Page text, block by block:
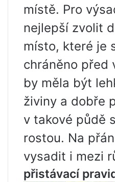
místě. Pro
nejlepší zvolit
místo, které je
chráněno před
by měla být
živiny a dobře
v takové půdě
rostou. Na
vysadit i mezi
přistávací